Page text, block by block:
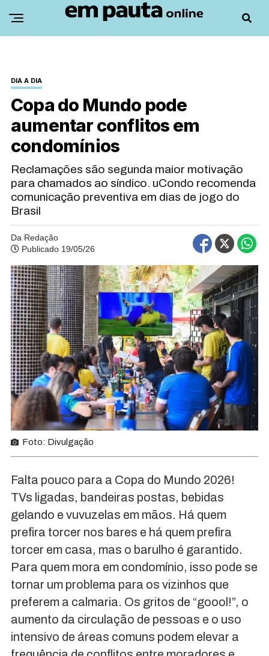
DIA A DIA
Copa do Mundo pode
aumentar conflitos em
condomínios
Reclamações são segunda maior motivação
para chamados ao síndico. uCondo recomenda
comunicação preventiva em dias de jogo do
Brasil
Da Redação
Publicado 19/05/26
Foto: Divulgação
Falta pouco para a Copa do Mundo 2026!
TVs ligadas, bandeiras postas, bebidas
gelando e vuvuzelas em mãos. Há quem
prefira torcer nos bares e há quem prefira
torcer em casa, mas o barulho é garantido.
Para quem mora em condomínio, isso pode se
tornar um problema para os vizinhos que
preferem a calmaria. Os gritos de “goool!”, o
aumento da circulação de pessoas e o uso
intensivo de áreas comuns podem elevar a